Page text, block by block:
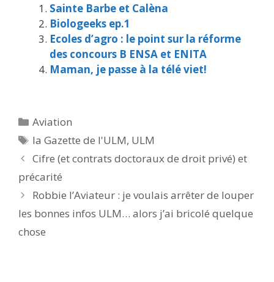
Sainte Barbe et Calèna
Biologeeks ep.1
Ecoles d’agro : le point sur la réforme
des concours B ENSA et ENITA
Maman, je passe à la télé viet!
Catégories
Aviation
Étiquettes
la Gazette de l'ULM, ULM
Cifre (et contrats doctoraux de droit privé) et
précarité
Robbie l’Aviateur : je voulais arrêter de louper
les bonnes infos ULM… alors j’ai bricolé quelque
chose